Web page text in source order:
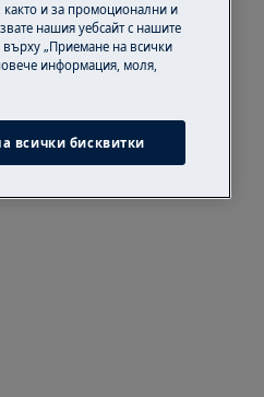
както и за промоционални и
нашия уебсайт с нашите
върху „Приемане на всички
информация, моля,
всички бисквитки